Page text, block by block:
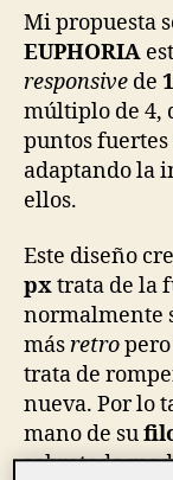
Mi propuesta
EUPHORIA
responsive de
múltiplo de 4,
puntos
adaptando la
ellos.
Este diseño
pxtrata de la
normalmente
másretropero
trata de
nueva. Por lo
mano de su
sobretodo